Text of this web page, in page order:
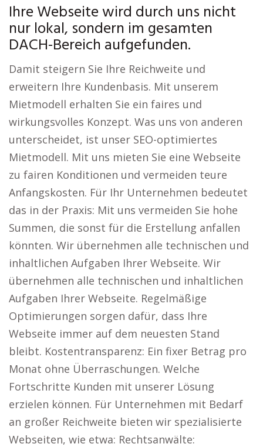
Ihre Webseite wird durch uns nicht
nur lokal, sondern im gesamten
DACH-Bereich aufgefunden.
Damit steigern Sie Ihre Reichweite und
erweitern Ihre Kundenbasis. Mit unserem
Mietmodell erhalten Sie ein faires und
wirkungsvolles Konzept. Was uns von anderen
unterscheidet, ist unser SEO-optimiertes
Mietmodell. Mit uns mieten Sie eine Webseite
zu fairen Konditionen und vermeiden teure
Anfangskosten. Für Ihr Unternehmen bedeutet
das in der Praxis: Mit uns vermeiden Sie hohe
Summen, die sonst für die Erstellung anfallen
könnten. Wir übernehmen alle technischen und
inhaltlichen Aufgaben Ihrer Webseite. Wir
übernehmen alle technischen und inhaltlichen
Aufgaben Ihrer Webseite. Regelmäßige
Optimierungen sorgen dafür, dass Ihre
Webseite immer auf dem neuesten Stand
bleibt. Kostentransparenz: Ein fixer Betrag pro
Monat ohne Überraschungen. Welche
Fortschritte Kunden mit unserer Lösung
erzielen können. Für Unternehmen mit Bedarf
an großer Reichweite bieten wir spezialisierte
Webseiten, wie etwa: Rechtsanwälte: